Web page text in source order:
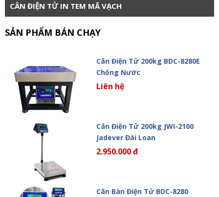
CÂN ĐIỆN TỬ IN TEM MÃ VẠCH
SẢN PHẨM BÁN CHẠY
Cân Điện Tử 200kg BDC-8280E
Chống Nước
Liên hệ
Cân Điện Tử 200kg JWI-2100
Jadever Đài Loan
2.950.000 đ
Cân Bàn Điện Tử BDC-8280